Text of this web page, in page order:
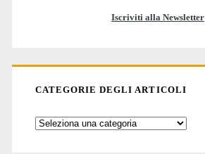
Iscriviti alla Newsletter
CATEGORIE DEGLI ARTICOLI
Categorie